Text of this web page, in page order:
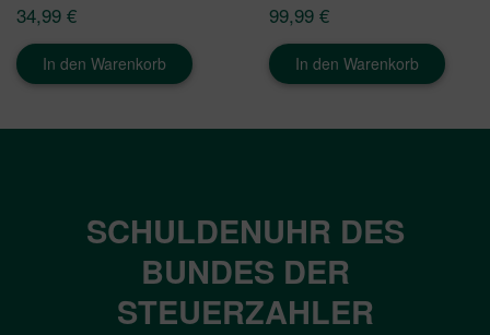
34,99 €
In den Warenkorb
99,99 €
In den Warenkorb
SCHULDENUHR DES
BUNDES DER
STEUERZAHLER